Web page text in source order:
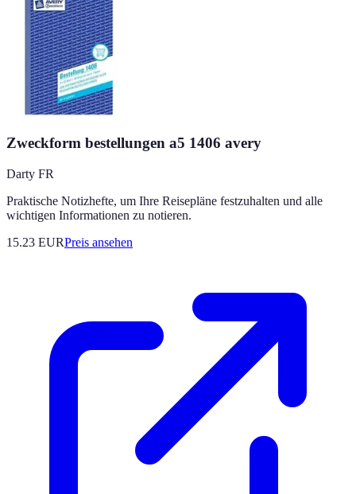
Zweckform bestellungen a5 1406 avery
Darty FR
Praktische Notizhefte, um Ihre Reisepläne festzuhalten und alle
wichtigen Informationen zu notieren.
15.23 EURPreis ansehen